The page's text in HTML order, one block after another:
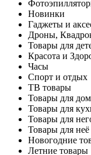
Новинки
Гаджеты и
Дроны,
Товары для
Красота и
Часы
Спорт и отдых
ТВ товары
Товары для
Товары для
Товары для
Товары для неё
Новогодние
Летние товары